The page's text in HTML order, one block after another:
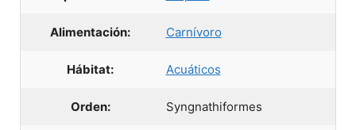
Alimentación: Carnívoro
Hábitat: Acuáticos
Orden: Syngnathiformes